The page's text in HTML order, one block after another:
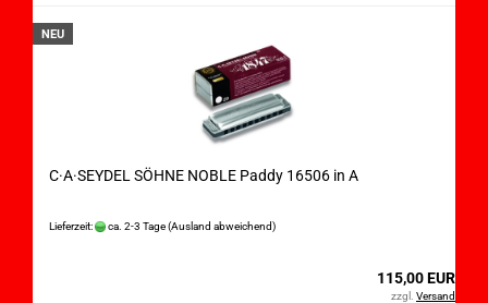
NEU
C·A·SEYDEL SÖHNE NOBLE Paddy 16506 in A
Lieferzeit: ca. 2-3 Tage(Ausland abweichend)
115,00 EUR
zzgl. Versand